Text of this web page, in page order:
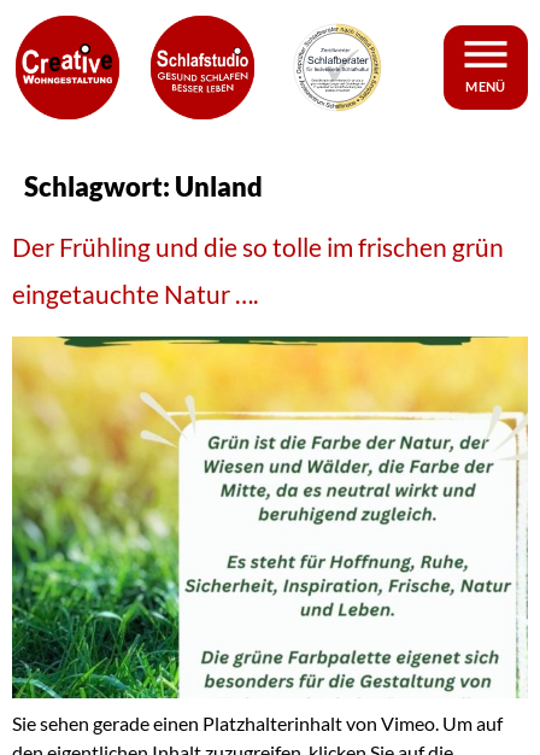
MENÜ
Schlagwort: Unland
Der Frühling und die so tolle im frischen grün
eingetauchte Natur ….
Sie sehen gerade einen Platzhalterinhalt von Vimeo. Um auf